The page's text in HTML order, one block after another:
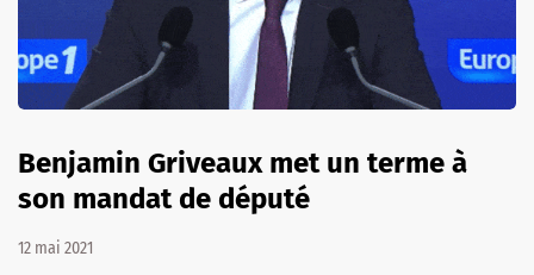
Benjamin Griveaux met un terme à
son mandat de député
12 mai 2021